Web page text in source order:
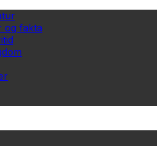
og fakta